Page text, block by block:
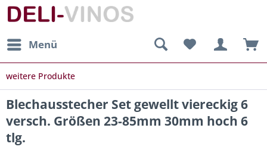
Menü
weitere Produkte
Blechausstecher Set gewellt viereckig 6
versch. Größen 23-85mm 30mm hoch 6
tlg.